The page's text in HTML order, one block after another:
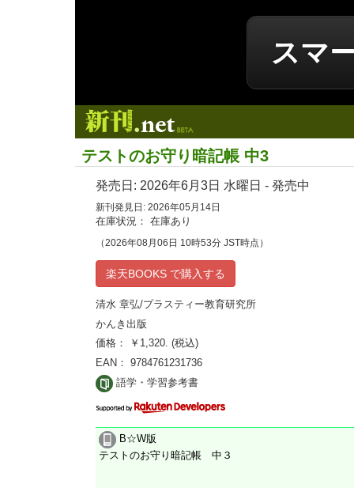
スマ
テストのお守り暗記帳 中3
発売日: 2026年6月3日 水曜日 - 発売中
新刊発見日: 2026年05月14日
在庫状況： 在庫あり
（2026年08月06日 10時53分 JST時点）
楽天BOOKS で購入する
清水 章弘/プラスティー教育研究所
かんき出版
価格： ￥1,320. (税込)
EAN： 9784761231736
語学・学習参考書
B☆W版
テストのお守り暗記帳 中３